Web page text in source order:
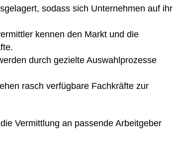
sodass sich Unternehmen auf ihr
kennen den Markt und die
durch gezielte Auswahlprozesse
rasch verfügbare Fachkräfte zur
Vermittlung an passende Arbeitgeber